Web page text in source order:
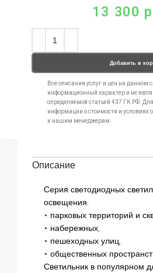
13 300
Добавить в
Все описания услуг и цен на данном
информационный характер и не
определяемой статьей 437 ГК РФ.
информации о стоимости и условиях
к нашим менеджерам.
Описание
Серия светодиодных
освещения:
• парковых территорий и
• набережных,
• пешеходных улиц,
• общественных
Светильник в популярном